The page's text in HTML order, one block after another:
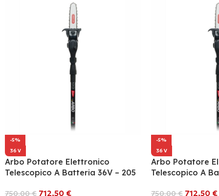
-5%
36 V
Arbo Potatore Elettronico
Telescopico A Batteria 36V – 205
750,00€ 712,50 €
-5%
36 V
Arbo Potatore
Telescopico A
750,00€ 712,50 €